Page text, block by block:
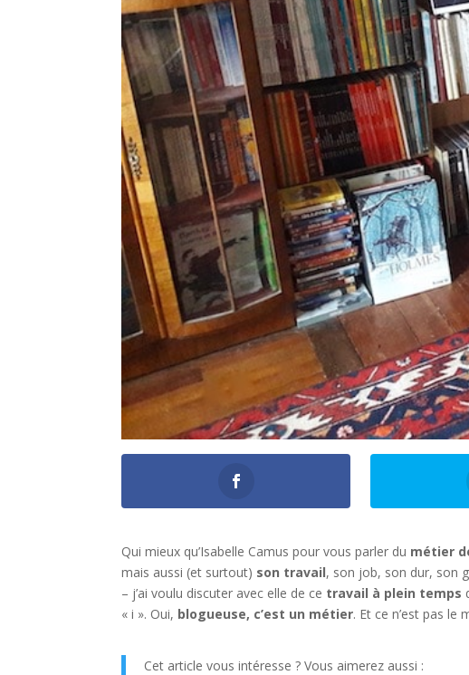
Qui mieux qu’Isabelle Camus pour vous parler du métier
mais aussi (et surtout) son travail, son job, son dur, son
– j’ai voulu discuter avec elle de ce travail à plein temps
« i ». Oui, blogueuse, c’est un métier. Et ce n’est pas le
Cet article vous intéresse ? Vous aimerez aussi :